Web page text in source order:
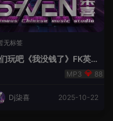
无标签
玩吧《我没钱了》FK英
88
Dj柒喜 2025-10-22